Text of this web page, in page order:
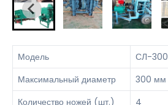
Модель
СЛ-300
Максимальный диаметр
300 мм
Количество ножей (шт.)
4